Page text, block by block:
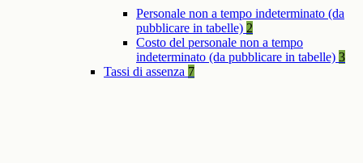
Personale non a tempo indeterminato (da
pubblicare in tabelle) 2
Costo del personale non a tempo
indeterminato (da pubblicare in tabelle) 3
Tassi di assenza 7